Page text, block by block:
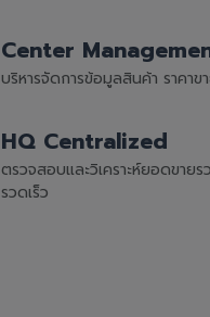
Center
บริหารจัดการข้อมูลสินค้า ราคาข
HQ Centralized
ตรวจสอบและวิเคราะห์ยอดขาย
รวดเร็ว